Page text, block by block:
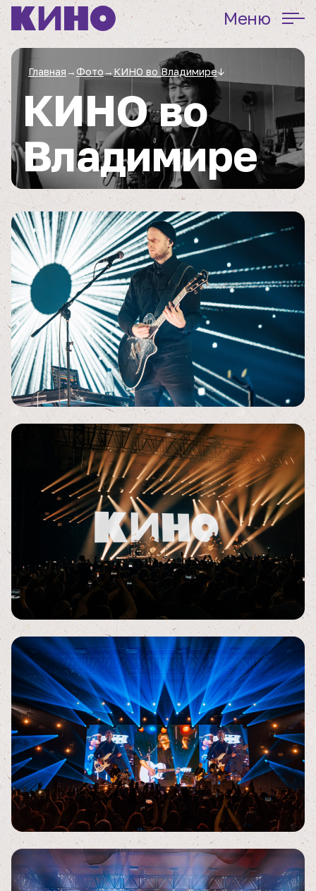
Меню
Главная →Фото → КИНО во Владимире↓
КИНО во
Владимире